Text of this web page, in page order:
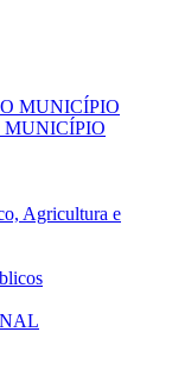
MUNICÍPIO
MUNICÍPIO
Agricultura e